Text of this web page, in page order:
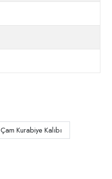
Çam Kurabiye Kalıbı